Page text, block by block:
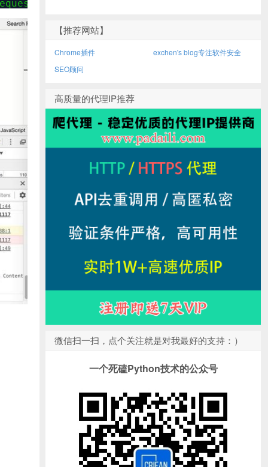
that this server could not
【推荐网站】
Chrome插件
exchen's blog专注软件安全
SEO顾问
高质量的代理IP推荐
微信扫一扫，点个关注就是对我最好的支持：）
一个死磕Python技术的公众号